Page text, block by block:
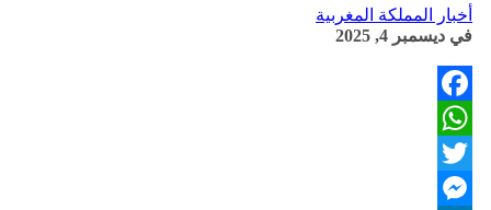
أخبار المملكة المغربية
في ديسمبر 4, 2025
Facebook
WhatsApp
Twitter